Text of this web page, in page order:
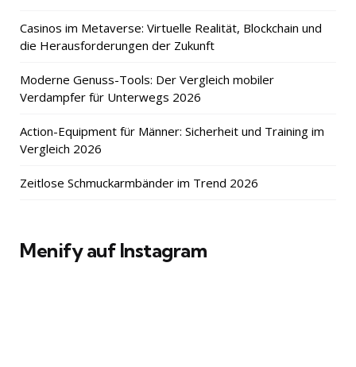
Casinos im Metaverse: Virtuelle Realität, Blockchain und
die Herausforderungen der Zukunft
Moderne Genuss-Tools: Der Vergleich mobiler
Verdampfer für Unterwegs 2026
Action-Equipment für Männer: Sicherheit und Training im
Vergleich 2026
Zeitlose Schmuckarmbänder im Trend 2026
Menify auf Instagram